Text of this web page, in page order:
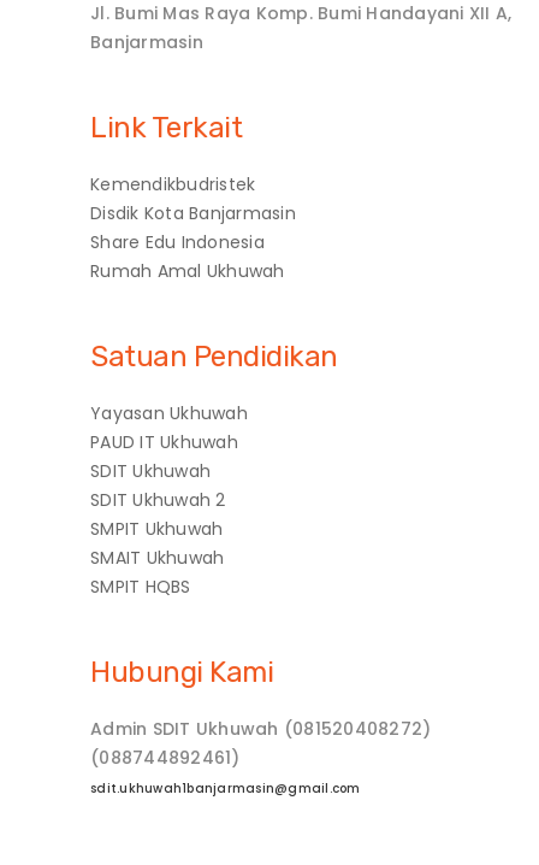
Jl. Bumi Mas Raya Komp. Bumi Handayani XII A,
Banjarmasin
Link Terkait
Kemendikbudristek
Disdik Kota Banjarmasin
Share Edu Indonesia
Rumah Amal Ukhuwah
Satuan Pendidikan
Yayasan Ukhuwah
PAUD IT Ukhuwah
SDIT Ukhuwah
SDIT Ukhuwah 2
SMPIT Ukhuwah
SMAIT Ukhuwah
SMPIT HQBS
Hubungi Kami
Admin SDIT Ukhuwah (081520408272)
(088744892461)
sdit.ukhuwah1banjarmasin@gmail.com